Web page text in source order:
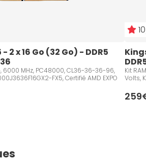
2 x 16 Go (32 Go) - DDR5
6000 MHz, PC48000, CL36-36-36-96,
FX5, Certifié AMD EXPO
Kit
Volts,